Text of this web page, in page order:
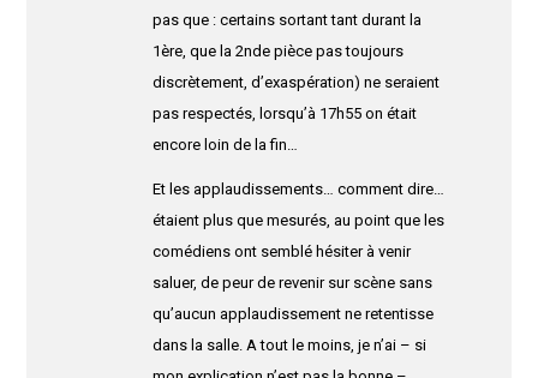
pas que : certains sortant tant durant la
1ère, que la 2nde pièce pas toujours
discrètement, d’exaspération) ne seraient
pas respectés, lorsqu’à 17h55 on était
encore loin de la fin…
Et les applaudissements… comment dire…
étaient plus que mesurés, au point que les
comédiens ont semblé hésiter à venir
saluer, de peur de revenir sur scène sans
qu’aucun applaudissement ne retentisse
dans la salle. A tout le moins, je n’ai – si